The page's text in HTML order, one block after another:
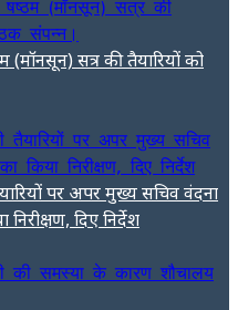
(मॉनसून) सत्र की तैयारियों को
पर अपर मुख्य सचिव वंदना
दिए निर्देश